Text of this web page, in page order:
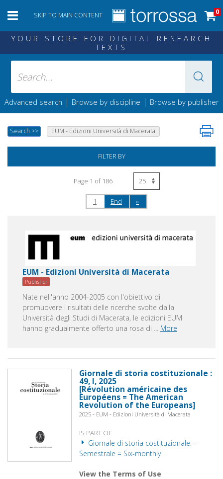
SKIP TO MAIN CONTENT 0
YOUR STORE FOR DIGITAL RESEARCH
TEXTS
Advanced search | Browse by discipline | Browse by publisher
Search >> EUM - Edizioni Università di Macerata
FILTER BY
Page 1 of 186
1 End »
EUM - Edizioni Università di Macerata
Publisher
Nate nell'anno 2004-2005 con l'obiettivo di
promuovere i risultati delle ricerche svolte dalla
Università degli Studi di Macerata, le edizioni EUM
hanno gradualmente offerto una rosa di ... More
Giornale di storia costituzionale :
49, I, 2025
[Révolution américaine des
Européens = The American
Revolution of the Europeans]
2025 - EUM - Edizioni Università di Macerata
IS PART OF
Giornale di storia costituzionale. -
Semestrale = Six-monthly
View the Terms of Use